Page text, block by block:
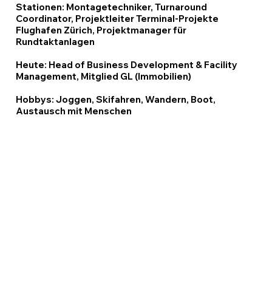
Stationen: Montagetechniker, Turnaround
Coordinator, Projektleiter Terminal-Projekte
Flughafen Zürich, Projektmanager für
Rundtaktanlagen
Heute: Head of Business Development & Facility
Management, Mitglied GL (Immobilien)
Hobbys: Joggen, Skifahren, Wandern, Boot,
Austausch mit Menschen